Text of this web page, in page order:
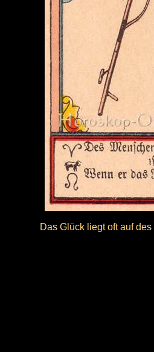
Das Glück liegt oft auf